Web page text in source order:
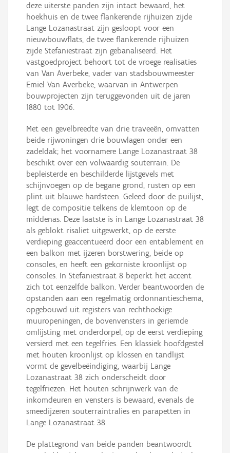
deze uiterste panden zijn intact bewaard, het
hoekhuis en de twee flankerende rijhuizen zijde
Lange Lozanastraat zijn gesloopt voor een
nieuwbouwflats, de twee flankerende rijhuizen
zijde Stefaniestraat zijn gebanaliseerd. Het
vastgoedproject behoort tot de vroege realisaties
van Van Averbeke, vader van stadsbouwmeester
Emiel Van Averbeke, waarvan in Antwerpen
bouwprojecten zijn teruggevonden uit de jaren
1880 tot 1906.
Met een gevelbreedte van drie traveeën, omvatten
beide rijwoningen drie bouwlagen onder een
zadeldak; het voornamere Lange Lozanastraat 38
beschikt over een volwaardig souterrain. De
bepleisterde en beschilderde lijstgevels met
schijnvoegen op de begane grond, rusten op een
plint uit blauwe hardsteen. Geleed door de puilijst,
legt de compositie telkens de klemtoon op de
middenas. Deze laatste is in Lange Lozanastraat 38
als geblokt risaliet uitgewerkt, op de eerste
verdieping geaccentueerd door een entablement en
een balkon met ijzeren borstwering, beide op
consoles, en heeft een gekorniste kroonlijst op
consoles. In Stefaniestraat 8 beperkt het accent
zich tot eenzelfde balkon. Verder beantwoorden de
opstanden aan een regelmatig ordonnantieschema,
opgebouwd uit registers van rechthoekige
muuropeningen, de bovenvensters in geriemde
omlijsting met onderdorpel, op de eerst verdieping
versierd met een tegelfries. Een klassiek hoofdgestel
met houten kroonlijst op klossen en tandlijst
vormt de gevelbeëindiging, waarbij Lange
Lozanastraat 38 zich onderscheidt door
tegelfriezen. Het houten schrijnwerk van de
inkomdeuren en vensters is bewaard, evenals de
smeedijzeren souterraintralies en parapetten in
Lange Lozanastraat 38.
De plattegrond van beide panden beantwoordt